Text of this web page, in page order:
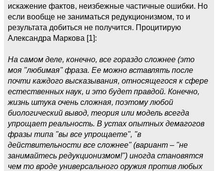
искажение фактов, неизбежные частичные ошибки. Но
если вообще не заниматься редукционизмом, то и
результата добиться не получится. Процитирую
Александра Маркова [1]:
На самом деле, конечно, все гораздо сложнее (это
моя "любимая" фраза. Ее можно вставлять после
почти каждого высказывания, относящегося к сфере
естественных наук, и это будет правдой. Конечно,
жизнь штука очень сложная, поэтому любой
биологический вывод, теория или модель всегда
упрощает реальность. В устах опытных демагогов
фразы типа "вы все упрощаете", "в
действительности все сложнее" (вариант – "не
занимайтесь редукционизмом!") иногда становятся
чем то вроде универсального оружия против любых